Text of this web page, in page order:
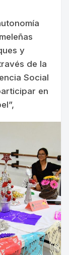
y
de la
Social
en